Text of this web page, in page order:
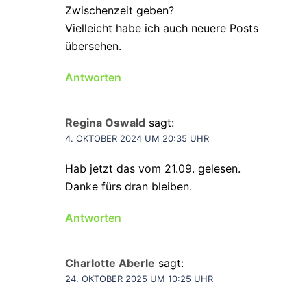
Zwischenzeit geben?
Vielleicht habe ich auch neuere Posts
übersehen.
Antworten
Regina Oswald sagt:
4. OKTOBER 2024 UM 20:35 UHR
Hab jetzt das vom 21.09. gelesen.
Danke fürs dran bleiben.
Antworten
Charlotte Aberle sagt:
24. OKTOBER 2025 UM 10:25 UHR